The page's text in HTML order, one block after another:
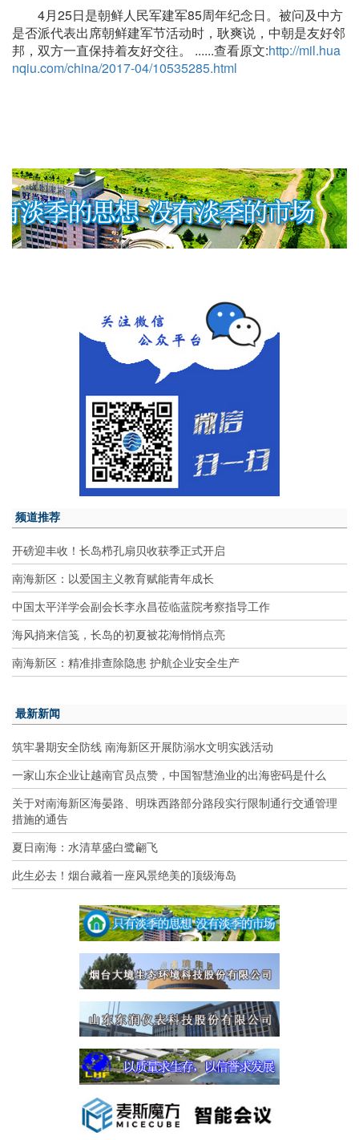
4月25日是朝鲜人民军建军85周年纪念日。被问及中方
是否派代表出席朝鲜建军节活动时，耿爽说，中朝是友好邻
邦，双方一直保持着友好交往。 ......查看原文:http://mil.hua
nqiu.com/china/2017-04/10535285.html
频道推荐
开磅迎丰收！长岛栉孔扇贝收获季正式开启
南海新区：以爱国主义教育赋能青年成长
中国太平洋学会副会长李永昌莅临蓝院考察指导工作
海风捎来信笺，长岛的初夏被花海悄悄点亮
南海新区：精准排查除隐患 护航企业安全生产
最新新闻
筑牢暑期安全防线 南海新区开展防溺水文明实践活动
一家山东企业让越南官员点赞，中国智慧渔业的出海密码是什么
关于对南海新区海晏路、明珠西路部分路段实行限制通行交通管理
措施的通告
夏日南海：水清草盛白鹭翩飞
此生必去！烟台藏着一座风景绝美的顶级海岛